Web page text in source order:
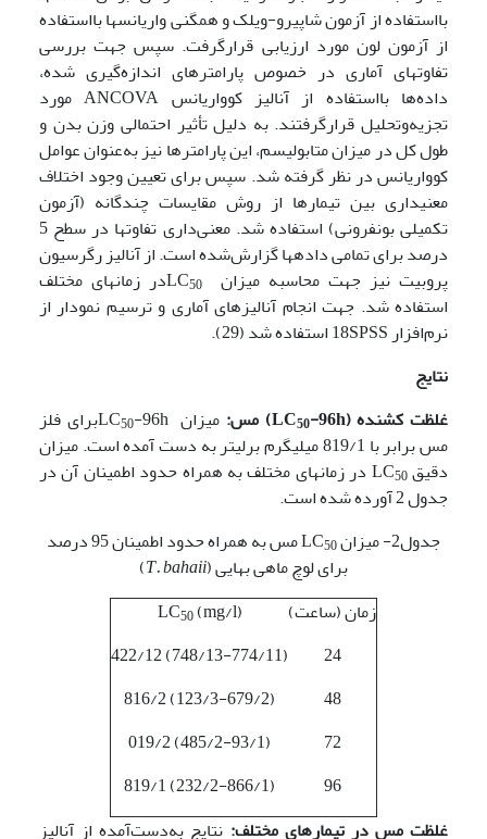
بااستفاده از آزمون شاپیرو-ویلک و همگنی واریانس­ها بااستفاده
از آزمون لون مورد ارزیابی قرارگرفت. سپس جهت بررسی
تفاوت­های آماری در خصوص پارامترهای اندازه‌گیری شده،
داده‌ها بااستفاده از آنالیز کوواریانس ANCOVA مورد
تجزیه‌وتحلیل قرارگرفتند. به دلیل تأثیر احتمالی وزن بدن و
طول کل در میزان متابولیسم، این پارامترها نیز به‌عنوان عوامل
کوواریانس در نظر گرفته شد. سپس برای تعیین وجود اختلاف
معنی­داری بین تیمار­ها از روش مقایسات چندگانه (آزمون
تکمیلی بونفرونی) استفاده شد. معنی‌داری تفاوت­ها در سطح 5
درصد برای تمامی داده­ها گزارش‌شده است. از آنالیز رگرسیون
پروبیت نیز جهت محاسبه میزان LC
50
در زمان­های مختلف
استفاده شد. جهت انجام آنالیز­های آماری و ترسیم نمودار از
نرم‌افزار 18SPSS استفاده شد (29).
نتایج
غلظت کشنده (
LC50-96h ) مس: میزان LC 50
-96hبرای فلز
مس برابر با 819/1 میلی­گرم برلیتر به‌ دست‌ آمده است. میزان
دقیق LC50
در زمان­های مختلف به همراه حدود اطمینان آن در
جدول 2 آورده شده است.
جدول2- میزان LC
50
مس به همراه حدود اطمینان 95 درصد
برای لوچ ماهی بهایی (T. bahaii
)
زمان (ساعت)
(mg/l) LC
50
24
(748/13-774/11) 422/12
48
(123/3-679/2) 816/2
72
(485/2-93/1) 019/2
96
(232/2-866/1) 819/1
غلظت مس در تیمارهای مختلف: نتایج به‌دست‌آمده از آنالیز